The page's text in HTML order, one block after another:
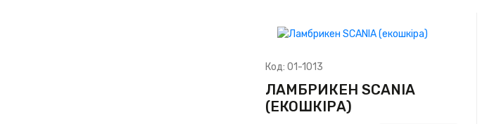
Код: 01-1013
ЛАМБРИКЕН SCANIA
(ЕКОШКІРА)